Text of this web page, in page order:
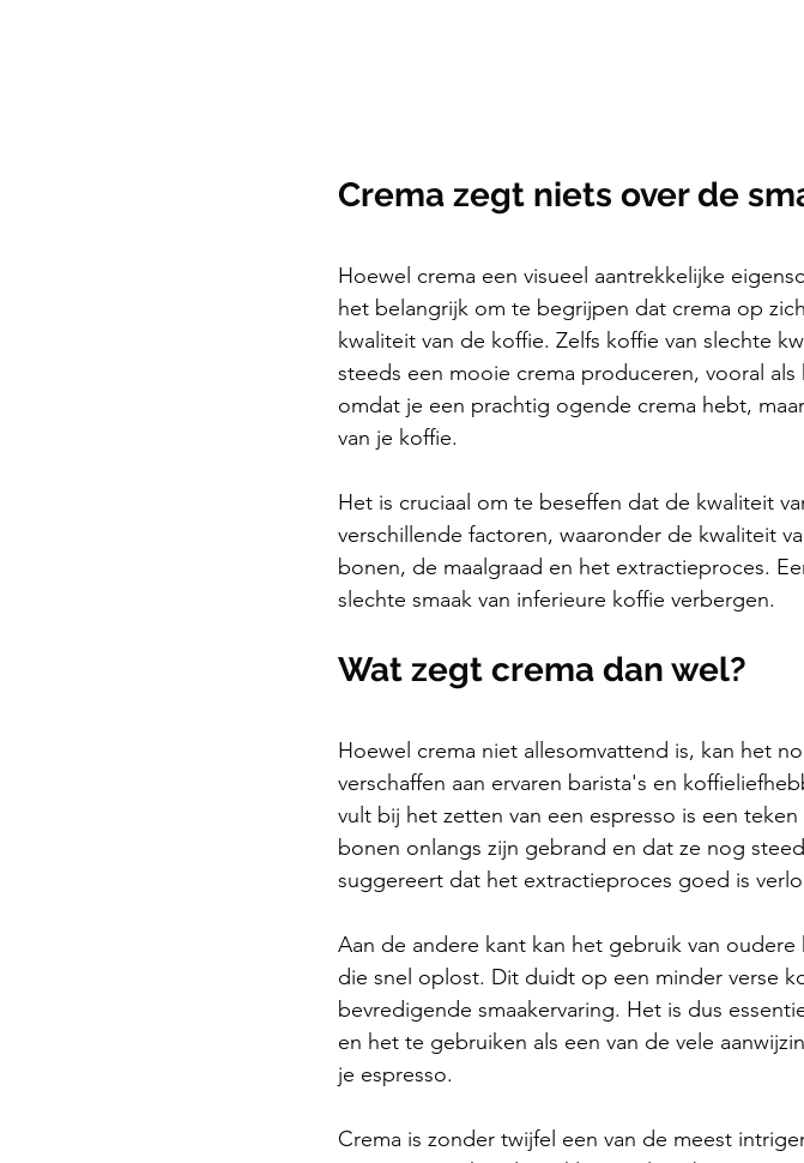
Crema zegt niets over de
Hoewel crema een visueel aantrekkelijke
het belangrijk om te begrijpen dat crema op
kwaliteit van de koffie. Zelfs koffie van slechte
steeds een mooie crema produceren, vooral
omdat je een prachtig ogende crema hebt,
van je koffie.
Het is cruciaal om te beseffen dat de kwaliteit
verschillende factoren, waaronder de kwaliteit
bonen, de maalgraad en het extractieproces.
slechte smaak van inferieure koffie verbergen.
Wat zegt crema dan wel?
Hoewel crema niet allesomvattend is, kan het
verschaffen aan ervaren barista's en
vult bij het zetten van een espresso is een
bonen onlangs zijn gebrand en dat ze nog
suggereert dat het extractieproces goed is
Aan de andere kant kan het gebruik van
die snel oplost. Dit duidt op een minder verse
bevredigende smaakervaring. Het is dus
en het te gebruiken als een van de vele
je espresso.
Crema is zonder twijfel een van de meest